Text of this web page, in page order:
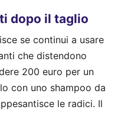
dopo il taglio
se continui a usare
che distendono
200 euro per un
con uno shampoo da
le radici. Il